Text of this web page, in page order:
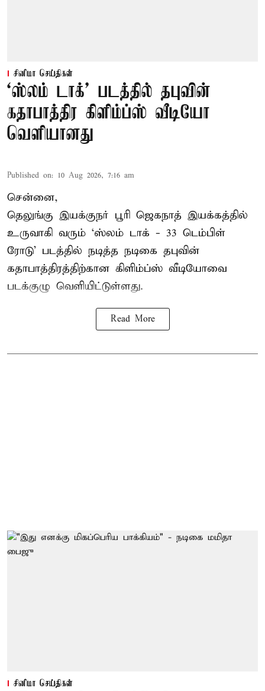
சினிமா செய்திகள்
‘ஸ்லம் டாக்’ படத்தில் தபுவின்
கதாபாத்திர கிளிம்ப்ஸ் வீடியோ
வெளியானது
Published on: 10 Aug 2026, 7:16 am
சென்னை,
தெலுங்கு இயக்குநர் பூரி ஜெகநாத் இயக்கத்தில்
உருவாகி வரும் ‘ஸ்லம் டாக் - 33 டெம்பிள்
ரோடு’ படத்தில் நடித்த நடிகை தபுவின்
கதாபாத்திரத்திற்கான கிளிம்ப்ஸ் வீடியோவை
படக்குழு வெளியிட்டுள்ளது.
Read More
சினிமா செய்திகள்